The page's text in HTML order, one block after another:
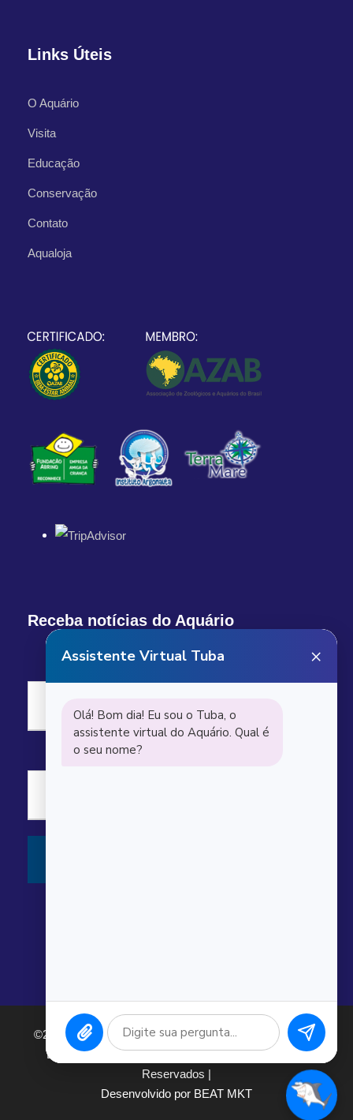
Links Úteis
O Aquário
Visita
Educação
Conservação
Contato
Aqualoja
Receba notícias do Aquário
©2026 Argonauta Comércio e Serviços Oceanográficos
Ltda. CNPJ: 00.643.743/0001-80. Todos os direitos
Reservados |
Desenvolvido por BEAT MKT